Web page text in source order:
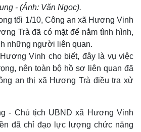
- (Ảnh: Văn Ngọc).
tối 1/10, Công an xã Hương Vinh
Trà đã có mặt để nắm tình hình,
những người liên quan.
Vinh cho biết, đây là vụ việc
nên toàn bộ hồ sơ liên quan đã
an thị xã Hương Trà điều tra xử
- Chủ tịch UBND xã Hương Vinh
đã chỉ đạo lực lượng chức năng